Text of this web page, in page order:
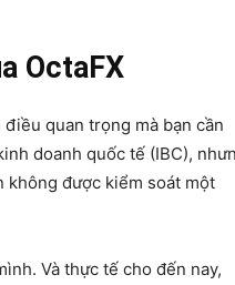
OctaFX
quan trọng mà bạn cần
doanh quốc tế (IBC),
không được kiểm soát một
Và thực tế cho đến nay,